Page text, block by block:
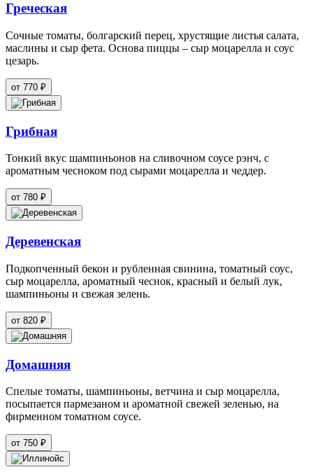
Греческая
Сочные томаты, болгарский перец, хрустящие листья салата,
маслины и сыр фета. Основа пиццы – сыр моцарелла и соус
цезарь.
от 770 ₽
Грибная
Тонкий вкус шампиньонов на сливочном соусе рэнч, с
ароматным чесноком под сырами моцарелла и чеддер.
от 780 ₽
Деревенская
Подкопченный бекон и рубленная свинина, томатный соус,
сыр моцарелла, ароматный чеснок, красный и белый лук,
шампиньоны и свежая зелень.
от 820 ₽
Домашняя
Спелые томаты, шампиньоны, ветчина и сыр моцарелла,
посыпается пармезаном и ароматной свежей зеленью, на
фирменном томатном соусе.
от 750 ₽